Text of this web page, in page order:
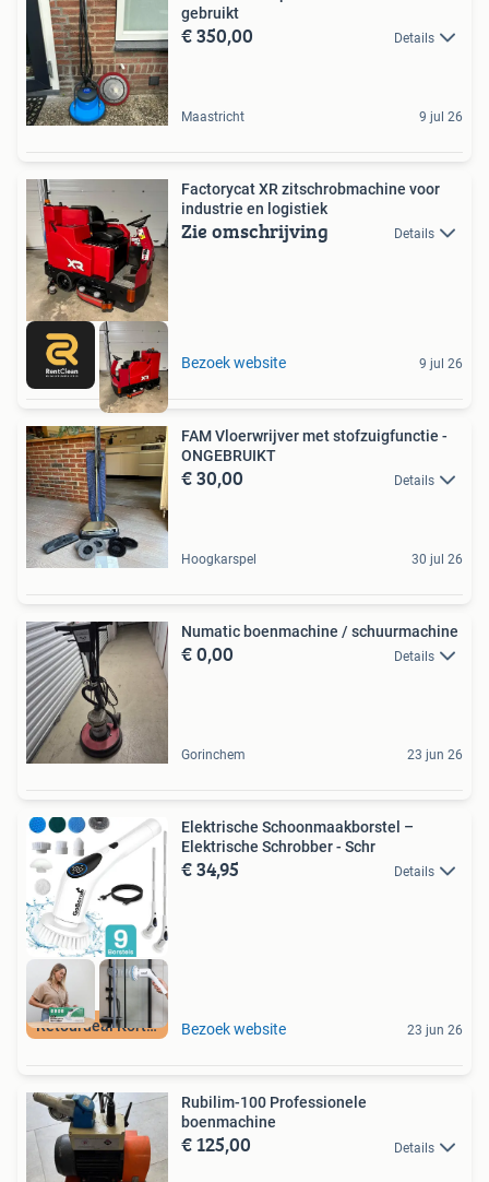
gebruikt
€ 350,00 Details
Maastricht 9 jul 26
Factorycat XR zitschrobmachine voor
industrie en logistiek
Zie omschrijving Details
Bezoek website 9 jul 26
FAM Vloerwrijver met stofzuigfunctie -
ONGEBRUIKT
€ 30,00 Details
Hoogkarspel 30 jul 26
Numatic boenmachine / schuurmachine
€ 0,00 Details
Gorinchem 23 jun 26
Retourdeal Korting
Elektrische Schoonmaakborstel –
Elektrische Schrobber - Schr
€ 34,95 Details
Bezoek website 23 jun 26
Rubilim-100 Professionele
boenmachine
€ 125,00 Details